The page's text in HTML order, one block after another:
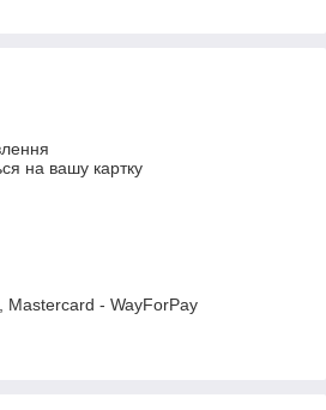
на вашу картку
Mastercard - WayForPay